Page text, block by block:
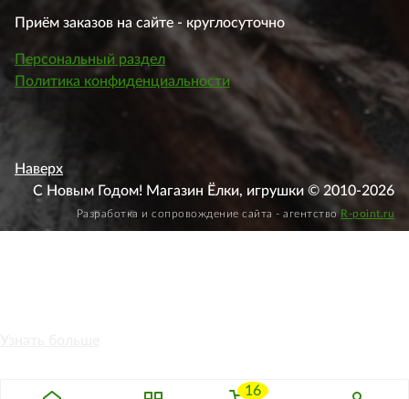
Приём заказов на сайте - круглосуточно
Персональный раздел
Политика конфиденциальности
Наверх
С Новым Годом! Магазин Ёлки, игрушки © 2010-2026
Разработка и сопровождение сайта - агентство R-point.ru
16